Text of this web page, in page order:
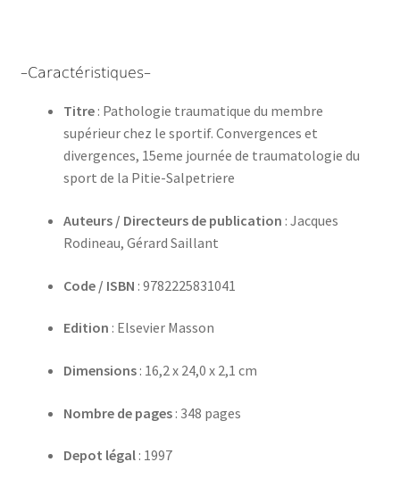
–Caractéristiques–
Titre: Pathologie traumatique du membre
supérieur chez le sportif. Convergences et
divergences, 15eme journée de traumatologie du
sport de la Pitie-Salpetriere
Auteurs / Directeurs de publication : Jacques
Rodineau, Gérard Saillant
Code / ISBN : 9782225831041
Edition : Elsevier Masson
Dimensions: 16,2 x 24,0 x 2,1 cm
Nombre de pages: 348 pages
Depot légal: 1997